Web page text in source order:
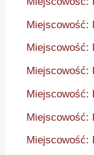
Miejscowość:
Miejscowość:
Miejscowość:
Miejscowość:
Miejscowość:
Miejscowość: